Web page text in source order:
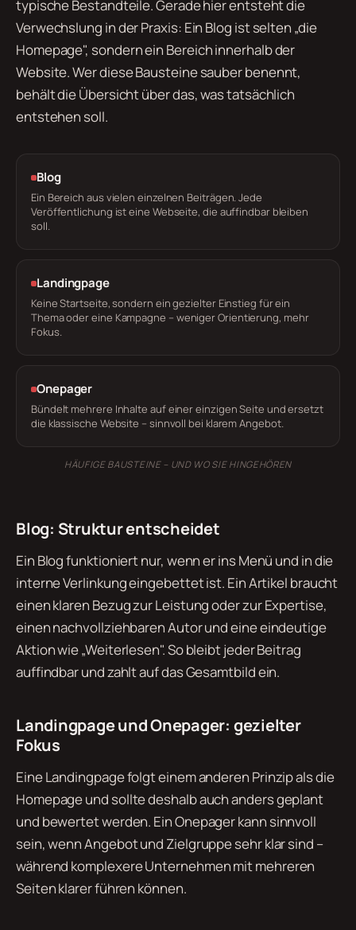
typische Bestandteile. Gerade hier entsteht die
Verwechslung in der Praxis: Ein Blog ist selten „die
Homepage", sondern ein Bereich innerhalb der
Website. Wer diese Bausteine sauber benennt,
behält die Übersicht über das, was tatsächlich
entstehen soll.
Blog
Ein Bereich aus vielen einzelnen Beiträgen. Jede
Veröffentlichung ist eine Webseite, die auffindbar bleiben
soll.
Landingpage
Keine Startseite, sondern ein gezielter Einstieg für ein
Thema oder eine Kampagne – weniger Orientierung, mehr
Fokus.
Onepager
Bündelt mehrere Inhalte auf einer einzigen Seite und ersetzt
die klassische Website – sinnvoll bei klarem Angebot.
HÄUFIGE BAUSTEINE – UND WO SIE HINGEHÖREN
Blog: Struktur entscheidet
Ein Blog funktioniert nur, wenn er ins Menü und in die
interne Verlinkung eingebettet ist. Ein Artikel braucht
einen klaren Bezug zur Leistung oder zur Expertise,
einen nachvollziehbaren Autor und eine eindeutige
Aktion wie „Weiterlesen". So bleibt jeder Beitrag
auffindbar und zahlt auf das Gesamtbild ein.
Landingpage und Onepager: gezielter
Fokus
Eine Landingpage folgt einem anderen Prinzip als die
Homepage und sollte deshalb auch anders geplant
und bewertet werden. Ein Onepager kann sinnvoll
sein, wenn Angebot und Zielgruppe sehr klar sind –
während komplexere Unternehmen mit mehreren
Seiten klarer führen können.